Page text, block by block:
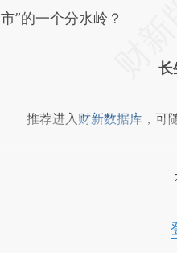
市”的一个分水岭？
长
推荐进入 财新数据库 ，可